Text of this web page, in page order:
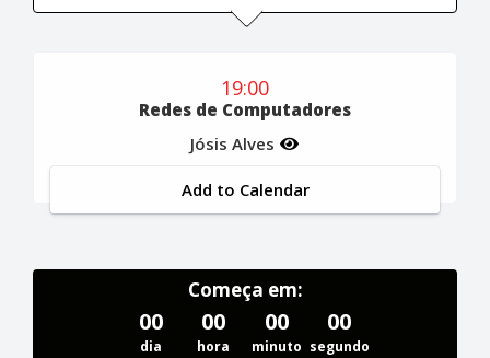
19:00
Redes de Computadores
Jósis Alves
Add to Calendar
Começa em:
00
dia
00
hora
00
minuto
00
segundo